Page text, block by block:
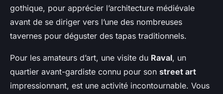
gothique, pour apprécier l’architecture médiévale
avant de se diriger vers l’une des nombreuses
tavernes pour déguster des tapas traditionnels.
Pour les amateurs d’art, une visite du Raval, un
quartier avant-gardiste connu pour son street art
impressionnant, est une activité incontournable. Vous